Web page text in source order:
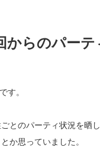
からのパーテ
す。
とのパーティ状況を晒
か思っていました。